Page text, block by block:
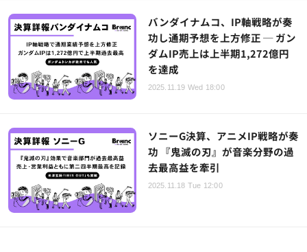
バンダイナムコ、IP軸戦略が奏
功し通期予想を上方修正 ─ ガン
ダムIP売上は上半期1,272億円
を達成
2025.11.19 Wed 18:00
ソニーG決算、アニメIP戦略が奏
功 『鬼滅の刃』が音楽分野の過
去最高益を牽引
2025.11.18 Tue 12:00